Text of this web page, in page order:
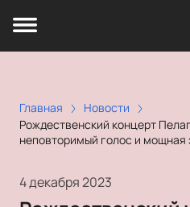
Главная
Новости
Рождественский концерт
неповторимый голос и мощная
4 декабря 2023